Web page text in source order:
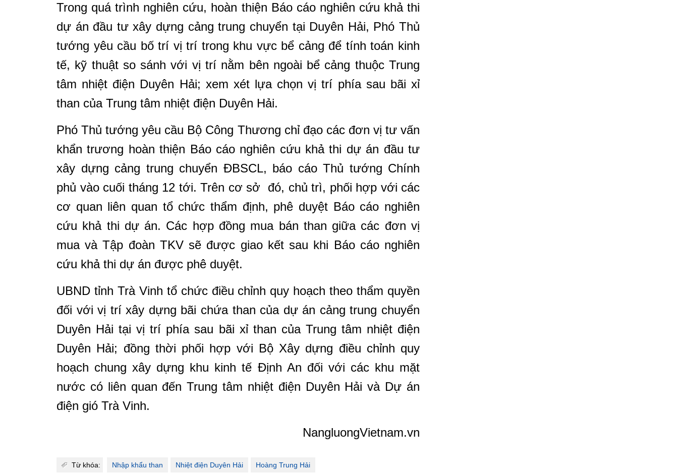
Trong quá trình nghiên cứu, hoàn thiện Báo cáo nghiên cứu khả thi
dự án đầu tư xây dựng cảng trung chuyển tại Duyên Hải, Phó Thủ
tướng yêu cầu bố trí vị trí trong khu vực bể cảng để tính toán kinh
tế, kỹ thuật so sánh với vị trí nằm bên ngoài bể cảng thuộc Trung
tâm nhiệt điện Duyên Hải; xem xét lựa chọn vị trí phía sau bãi xỉ
than của Trung tâm nhiệt điện Duyên Hải.
Phó Thủ tướng yêu cầu Bộ Công Thương chỉ đạo các đơn vị tư vấn
khẩn trương hoàn thiện Báo cáo nghiên cứu khả thi dự án đầu tư
xây dựng cảng trung chuyển ĐBSCL, báo cáo Thủ tướng Chính
phủ vào cuối tháng 12 tới. Trên cơ sở đó, chủ trì, phối hợp với các
cơ quan liên quan tổ chức thẩm định, phê duyệt Báo cáo nghiên
cứu khả thi dự án. Các hợp đồng mua bán than giữa các đơn vị
mua và Tập đoàn TKV sẽ được giao kết sau khi Báo cáo nghiên
cứu khả thi dự án được phê duyệt.
UBND tỉnh Trà Vinh tổ chức điều chỉnh quy hoạch theo thẩm quyền
đối với vị trí xây dựng bãi chứa than của dự án cảng trung chuyển
Duyên Hải tại vị trí phía sau bãi xỉ than của Trung tâm nhiệt điện
Duyên Hải; đồng thời phối hợp với Bộ Xây dựng điều chỉnh quy
hoạch chung xây dựng khu kinh tế Định An đối với các khu mặt
nước có liên quan đến Trung tâm nhiệt điện Duyên Hải và Dự án
điện gió Trà Vinh.
NangluongVietnam.vn
Từ khóa: Nhập khẩu than Nhiệt điện Duyên Hải Hoàng Trung Hải